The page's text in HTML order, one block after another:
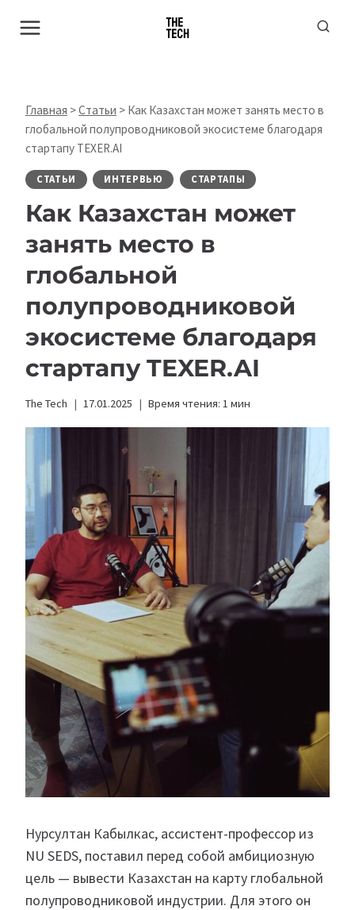
Главная >Статьи > Как Казахстан может занять место в
глобальной полупроводниковой экосистеме благодаря
стартапу TEXER.AI
СТАТЬИ ИНТЕРВЬЮ СТАРТАПЫ
Как Казахстан может
занять место в
глобальной
полупроводниковой
экосистеме благодаря
стартапу TEXER.AI
The Tech 17.01.2025 Время чтения: 1 мин
Нурсултан Кабылкас, ассистент-профессор из
NU SEDS, поставил перед собой амбициозную
цель — вывести Казахстан на карту глобальной
полупроводниковой индустрии. Для этого он